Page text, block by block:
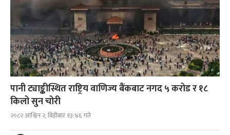
पानी ट्याङ्कीस्थित राष्ट्रिय वाणिज्य बैंकबाट नगद ५ करोड र १८
किलो सुन चोरी
२०८२ आश्विन २, बिहीबार १३:४६ गते